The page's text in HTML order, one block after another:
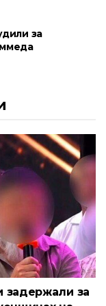
за
задержали за